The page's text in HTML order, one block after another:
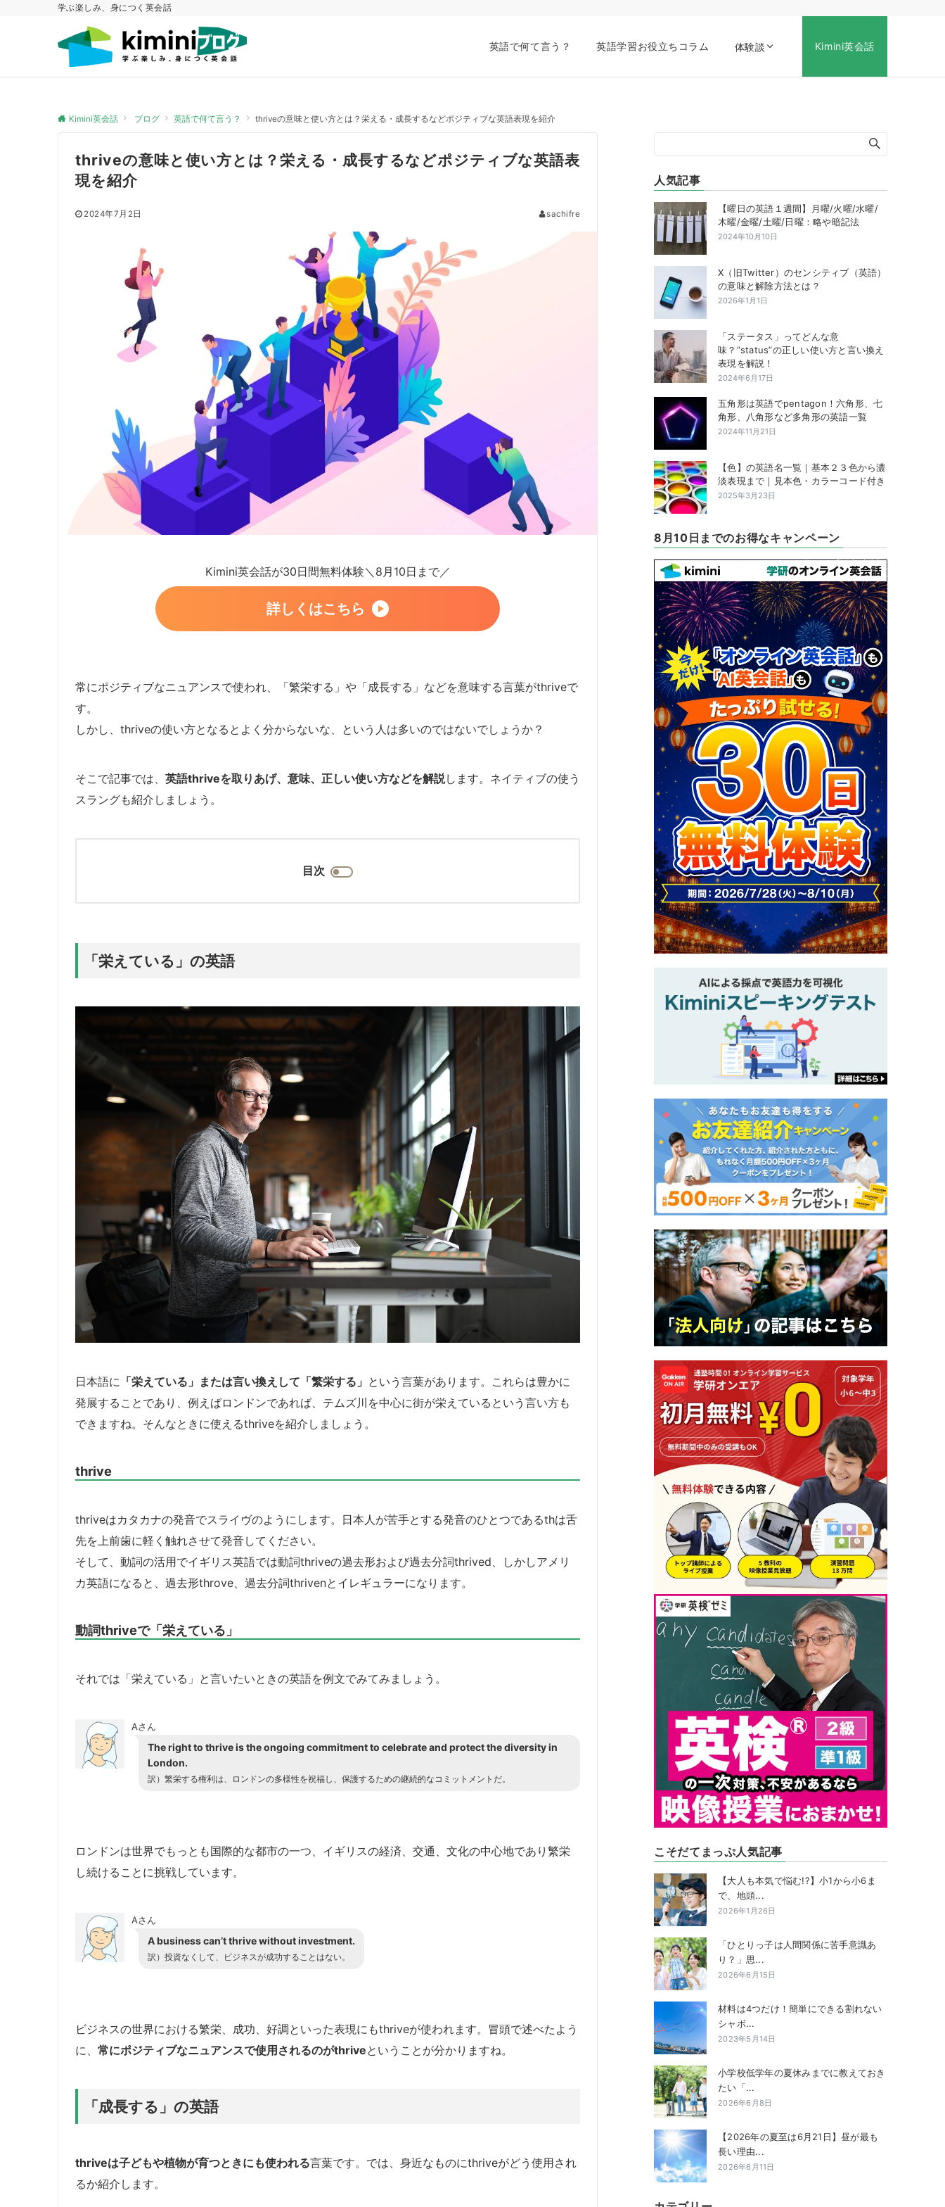
学ぶ楽しみ、身につく英会話
英語で何て言う？ 英語学習お役立ちコラム 体験談 Kimini英会話
Kimini英会話 ブログ 英語で何て言う？ thriveの意味と使い方とは？栄える・成長するなどポジティブな英語表現を紹介
thriveの意味と使い方とは？栄える・成長するなどポジティブな英語表
現を紹介
2024年7月2日 sachifre
Kimini英会話が30日間無料体験＼8月10日まで／
詳しくはこちら
常にポジティブなニュアンスで使われ、「繁栄する」や「成長する」などを意味する言葉がthriveで
す。
しかし、thriveの使い方となるとよく分からないな、という人は多いのではないでしょうか？
そこで記事では、 英語thriveを取りあげ、意味、正しい使い方などを解説します。ネイティブの使う
スラングも紹介しましょう。
目次
「栄えている」の英語
日本語に 「栄えている」または言い換えして「繁栄する」 という言葉があります。これらは豊かに
発展することであり、例えばロンドンであれば、テムズ川を中心に街が栄えているという言い方も
できますね。そんなときに使えるthriveを紹介しましょう。
thrive
thriveはカタカナの発音でスライヴのようにします。日本人が苦手とする発音のひとつであるthは舌
先を上前歯に軽く触れさせて発音してください。
そして、動詞の活用でイギリス英語では動詞thriveの過去形および過去分詞thrived、しかしアメリ
カ英語になると、過去形throve、過去分詞thrivenとイレギュラーになります。
動詞thriveで「栄えている」
それでは「栄えている」と言いたいときの英語を例文でみてみましょう。
Aさん
The right to thrive is the ongoing commitment to celebrate and protect the diversity in
London.
訳）繁栄する権利は、ロンドンの多様性を祝福し、保護するための継続的なコミットメントだ。
ロンドンは世界でもっとも国際的な都市の一つ、イギリスの経済、交通、文化の中心地であり繁栄
し続けることに挑戦しています。
Aさん
A business can’t thrive without investment.
訳）投資なくして、ビジネスが成功することはない。
ビジネスの世界における繁栄、成功、好調といった表現にもthriveが使われます。冒頭で述べたよう
に、 常にポジティブなニュアンスで使用されるのがthriveということが分かりますね。
「成長する」の英語
thriveは子どもや植物が育つときにも使われる言葉です。では、身近なものにthriveがどう使用され
るか紹介します。
人気記事
【曜日の英語１週間】月曜/火曜/水曜/
木曜/金曜/土曜/日曜：略や暗記法
2024年10月10日
X（旧Twitter）のセンシティブ（英語）
の意味と解除方法とは？
2026年1月1日
「ステータス」ってどんな意
味？”status”の正しい使い方と言い換え
表現を解説！
2024年6月17日
五角形は英語でpentagon！六角形、七
角形、八角形など多角形の英語一覧
2024年11月21日
【色】の英語名一覧｜基本２３色から濃
淡表現まで｜見本色・カラーコード付き
2025年3月23日
8月10日までのお得なキャンペーン
こそだてまっぷ人気記事
【大人も本気で悩む!?】小1から小6ま
で、地頭...
2026年1月26日
「ひとりっ子は人間関係に苦手意識あ
り？」思...
2026年6月15日
材料は4つだけ！簡単にできる割れない
シャボ...
2023年5月14日
小学校低学年の夏休みまでに教えておき
たい「...
2026年6月8日
【2026年の夏至は6月21日】昼が最も
長い理由...
2026年6月11日